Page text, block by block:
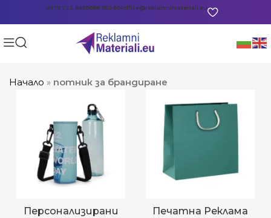
0878 722 8650888 903 601office@reklamnimateriali.eu
Начало » потник за брандиране
Персонализирани
Печатна Реклама